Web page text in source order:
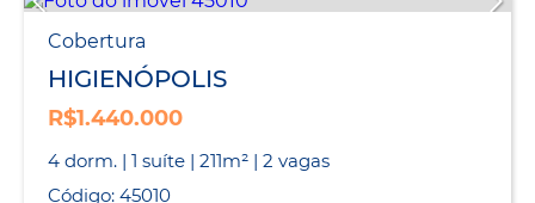
Cobertura
HIGIENÓPOLIS
R$1.440.000
4 dorm. | 1 suíte | 211m² | 2 vagas
Código: 45010